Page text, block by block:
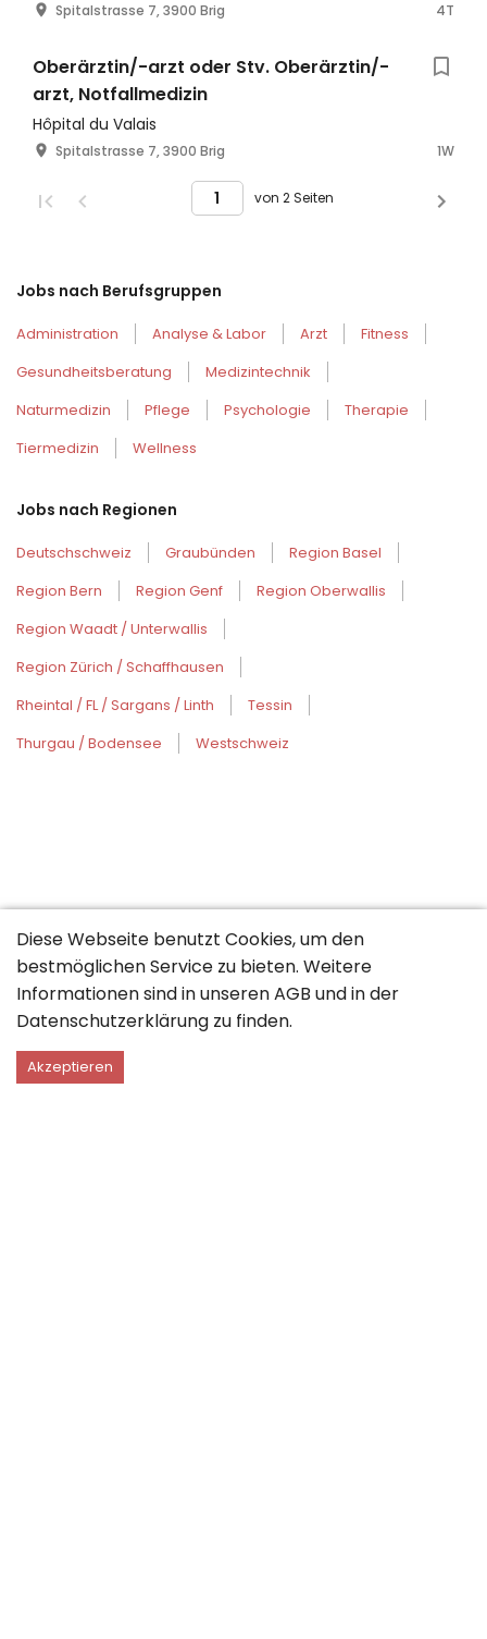
Spitalstrasse 7, 3900 Brig 4T
Oberärztin/-arzt oder Stv. Oberärztin/-
arzt, Notfallmedizin
Hôpital du Valais
Spitalstrasse 7, 3900 Brig 1W
von 2 Seiten
Jobs nach Berufsgruppen
Administration Analyse & Labor Arzt
Fitness
Gesundheitsberatung
Medizintechnik
Naturmedizin
Pflege Psychologie
Therapie
Tiermedizin
Wellness
Jobs nach Regionen
Deutschschweiz Graubünden
Region Basel
Region Bern
Region Genf
Region Oberwallis
Region Waadt / Unterwallis
Region Zürich / Schaffhausen
Rheintal / FL / Sargans / Linth
Tessin
Thurgau / Bodensee
Westschweiz
Diese Webseite benutzt Cookies, um den
bestmöglichen Service zu bieten. Weitere
Informationen sind in unserenAGB und in der
Datenschutzerklärung zu finden.
Akzeptieren